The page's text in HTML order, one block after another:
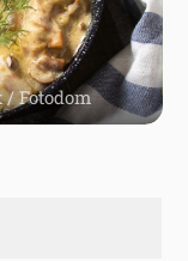
Fotodom